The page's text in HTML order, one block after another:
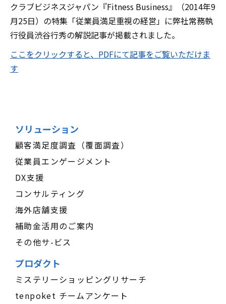
クラブビジネスジャパン『Fitness Business』（2014年9
月25日）の特集「従業員満足重視の経営」に弊社常務執
行役員渋谷行秀の解説記事が掲載されました。
ここをクリックすると、PDFにて記事をご覧いただけま
す
ソリューション
顧客満足度調査（覆面調査）
従業員エンゲージメント
DX支援
コンサルティング
海外店舗支援
補助金活用のご案内
その他サ-ビス
プロダクト
ミステリーショッピングリサーチ
tenpoket チームアンケート